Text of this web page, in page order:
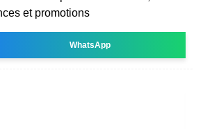
et promotions
WhatsApp